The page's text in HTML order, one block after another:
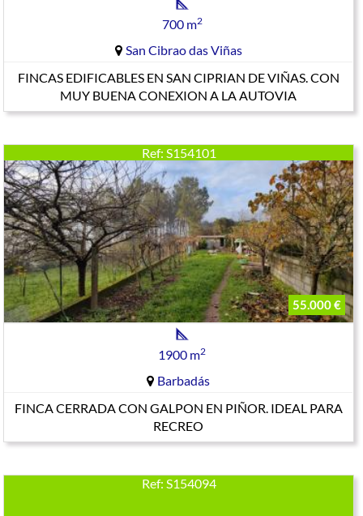
700 m2
San Cibrao das Viñas
FINCAS EDIFICABLES EN SAN CIPRIAN DE VIÑAS. CON
MUY BUENA CONEXION A LA AUTOVIA
Ref: S154101
55.000 €
1900 m2
Barbadás
FINCA CERRADA CON GALPON EN PIÑOR. IDEAL PARA
RECREO
Ref: S154094